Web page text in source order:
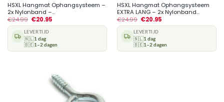
HSXL Hangmat Ophangsysteem –
2x Nylonband –...
€24.99 €20.95
LEVERTIJD
🇳🇱1 dag
🇧🇪1–2 dagen
HSXL Hangmat Ophangsysteem
EXTRA LANG – 2x Nylonband...
€24.99 €20.95
LEVERTIJD
🇳🇱1 dag
🇧🇪1–2 dagen